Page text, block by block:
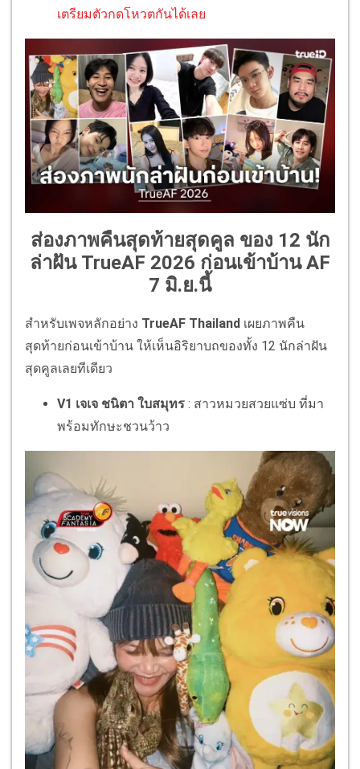
เตรียมตัวกดโหวตกันได้เลย
ส่องภาพคืนสุดท้ายสุดคูล ของ 12 นัก
ล่าฝัน TrueAF 2026 ก่อนเข้าบ้าน AF
7 มิ.ย.นี้
สำหรับเพจหลักอย่าง TrueAF Thailand เผยภาพคืน
สุดท้ายก่อนเข้าบ้าน ให้เห็นอิริยาบถของทั้ง 12 นักล่าฝัน
สุดคูลเลยทีเดียว
V1 เจเจ ชนิตา ใบสมุทร : สาวหมวยสวยแซ่บ ที่มา
พร้อมทักษะชวนว้าว